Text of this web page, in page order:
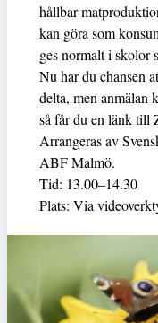
hållbar
kan göra som
ges normalt i skolor
Nu har du chansen
delta, men anmälan
så får du en länk till
Arrangeras av
ABF Malmö.
Tid: 13.00–14.30
Plats: Via